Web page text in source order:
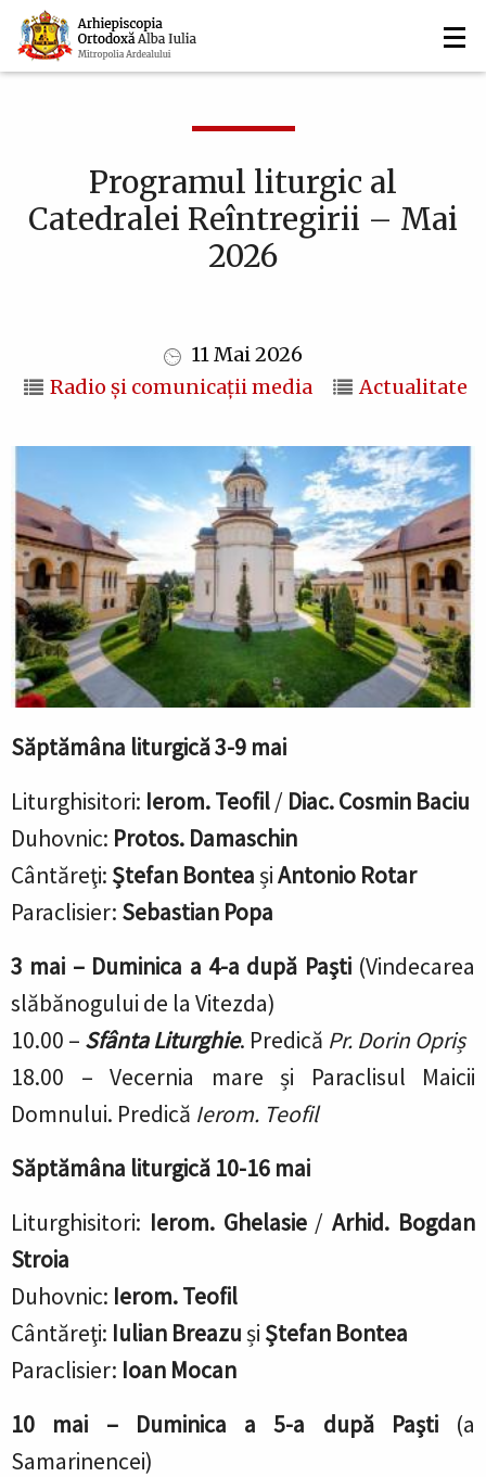
Mergi
la
conţinutul
Navigare
principală
Programul liturgic al
Catedralei Reîntregirii – Mai
2026
11 Mai 2026
Radio și comunicații media
Actualitate
Săptămâna liturgică 3-9 mai
Liturghisitori: Ierom. Teofil/ Diac. Cosmin Baciu
Duhovnic: Protos. Damaschin
Cântăreţi: Ștefan BonteașiAntonio Rotar
Paraclisier: Sebastian Popa
3 mai – Duminica a 4-a după Paşti (Vindecarea
slăbănogului de la Vitezda)
10.00 – Sfânta Liturghie. Predică Pr. Dorin Opriș
18.00 – Vecernia mare și Paraclisul Maicii
Domnului. Predică Ierom. Teofil
Săptămâna liturgică 10-16 mai
Liturghisitori: Ierom. Ghelasie /Arhid. Bogdan
Stroia
Duhovnic: Ierom. Teofil
Cântăreţi: Iulian Breazuși Ștefan Bontea
Paraclisier: Ioan Mocan
10 mai – Duminica a 5-a după Paşti (a
Samarinencei)